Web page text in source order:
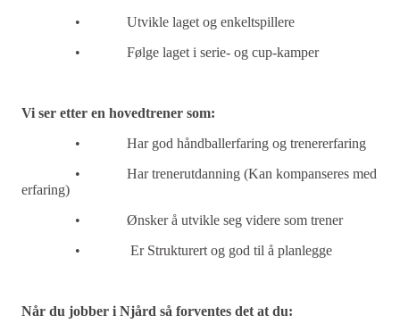
• Utvikle laget og enkeltspillere
• Følge laget i serie- og cup-kamper
Vi ser etter en hovedtrener som:
• Har god håndballerfaring og trenererfaring
• Har trenerutdanning (Kan kompanseres med
erfaring)
• Ønskerå utvikle seg videre som trener
• Er Strukturert og god til å planlegge
Når du jobber i Njård så forventes det at du: